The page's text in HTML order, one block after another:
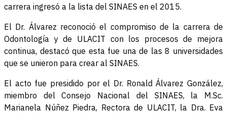
carrera ingresó a la lista del SINAES en el 2015.
El Dr. Álvarez reconoció el compromiso de la carrera de
Odontología y de ULACIT con los procesos de mejora
continua, destacó que esta fue una de las 8 universidades
que se unieron para crear al SINAES.
El acto fue presidido por el Dr. Ronald Álvarez González,
miembro del Consejo Nacional del SINAES, la M.Sc.
Marianela Núñez Piedra, Rectora de ULACIT, la Dra. Eva